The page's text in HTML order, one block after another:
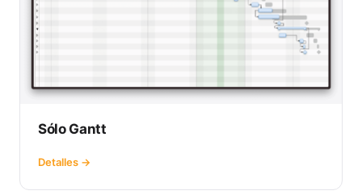
Sólo Gantt
Detalles →